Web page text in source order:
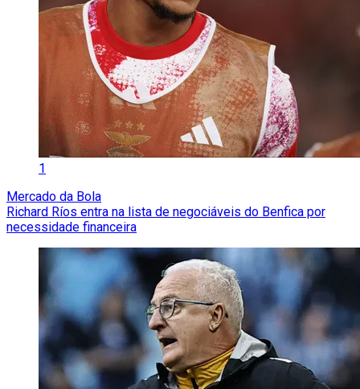
1
Mercado da Bola
Richard Ríos entra na lista de negociáveis do Benfica por
necessidade financeira